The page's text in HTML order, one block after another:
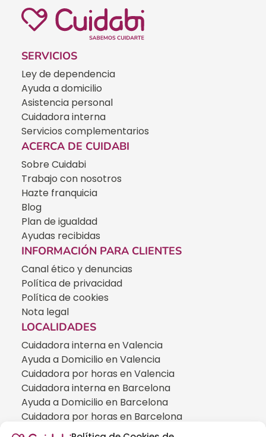
SERVICIOS
Ley de dependencia
Ayuda a domicilio
Asistencia personal
Cuidadora interna
Servicios complementarios
ACERCA DE CUIDABI
Sobre Cuidabi
Trabajo con nosotros
Hazte franquicia
Blog
Plan de igualdad
Ayudas recibidas
INFORMACIÓN PARA CLIENTES
Canal ético y denuncias
Política de privacidad
Política de cookies
Nota legal
LOCALIDADES
Cuidadora interna en Valencia
Ayuda a Domicilio en Valencia
Cuidadora por horas en Valencia
Cuidadora interna en Barcelona
Ayuda a Domicilio en Barcelona
Cuidadora por horas en Barcelona
Cuidadora interna en Madrid